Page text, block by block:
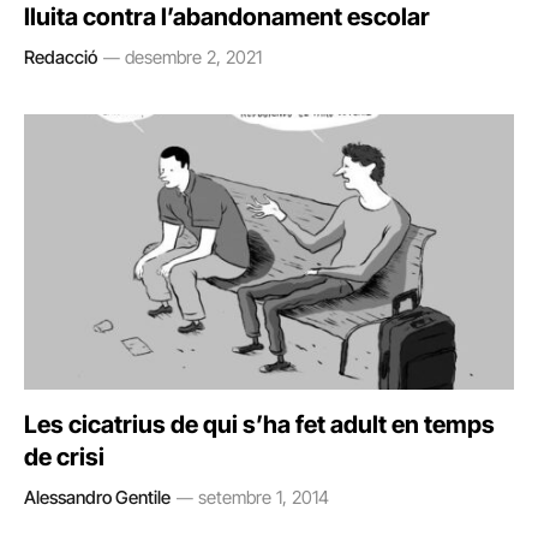
lluita contra l’abandonament escolar
Redacció desembre 2, 2021
Les cicatrius de qui s’ha fet adult en temps
de crisi
Alessandro Gentile setembre 1, 2014